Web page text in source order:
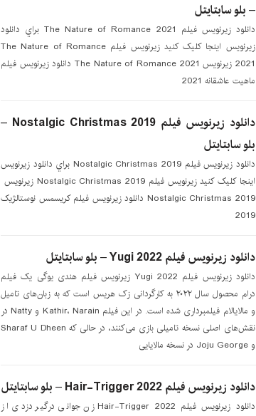
– بلو سابتايتل
دانلود زیرنویس فیلم The Nature of Romance 2021 براي دانلود
زيرنويس اينجا کليک کنيد زیرنویس فیلم The Nature of Romance
2021 زیرنویس The Nature of Romance 2021 دانلود زیرنویس فیلم
ماهیت عاشقانه 2021
دانلود زیرنویس فیلم Nostalgic Christmas 2019 –
بلو سابتايتل
دانلود زیرنویس فیلم Nostalgic Christmas 2019 براي دانلود زيرنويس
اينجا کليک کنيد زیرنویس فیلم Nostalgic Christmas 2019 زیرنویس
Nostalgic Christmas 2019 دانلود زیرنویس فیلم کریسمس نوستالژیک
2019
دانلود زیرنویس فیلم Yugi 2022 – بلو سابتايتل
دانلود زیرنویس فیلم Yugi 2022 زیرنویس فیلم هندی یوگی یک فیلم
درام محصول سال ۲۰۲۲ به کارگردانی زک هریس است که به زبان‌های تامیل
و مالایالام فیلمبرداری شده است. در این فیلم Kathir، Narain و Natty در
نقش‌های اصلی نسخه تامیلی بازی می‌کنند، در حالی که Sharaf U Dheen
و Joju George در نسخه مالایایی
دانلود زیرنویس فیلم Hair-Trigger 2022 – بلو سابتايتل
دانلود زیرنویس فیلم Hair-Trigger 2022 زن جوانی درگیر دزدی از